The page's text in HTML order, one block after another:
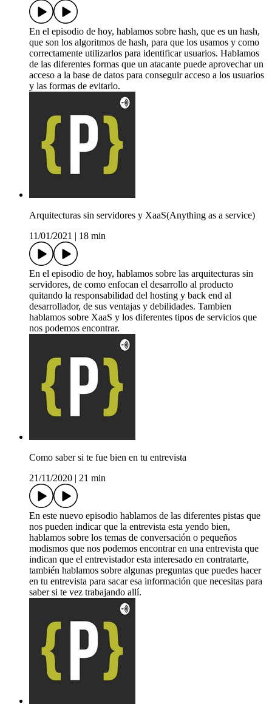
En el episodio de hoy, hablamos sobre hash, que es un hash,
que son los algoritmos de hash, para que los usamos y como
correctamente utilizarlos para identificar usuarios. Hablamos
de las diferentes formas que un atacante puede aprovechar un
acceso a la base de datos para conseguir acceso a los usuarios
y las formas de evitarlo.
Arquitecturas sin servidores y XaaS(Anything as a service)
11/01/2021
18 min
En el episodio de hoy, hablamos sobre las arquitecturas sin
servidores, de como enfocan el desarrollo al producto
quitando la responsabilidad del hosting y back end al
desarrollador, de sus ventajas y debilidades. Tambien
hablamos sobre XaaS y los diferentes tipos de servicios que
nos podemos encontrar.
Como saber si te fue bien en tu entrevista
21/11/2020
21 min
En este nuevo episodio hablamos de las diferentes pistas que
nos pueden indicar que la entrevista esta yendo bien,
hablamos sobre los temas de conversación o pequeños
modismos que nos podemos encontrar en una entrevista que
indican que el entrevistador esta interesado en contratarte,
también hablamos sobre algunas preguntas que puedes hacer
en tu entrevista para sacar esa información que necesitas para
saber si te vez trabajando allí.